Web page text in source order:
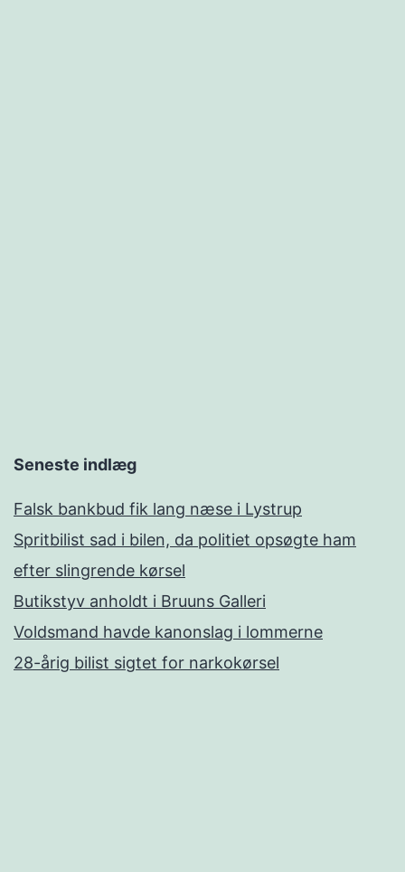
Seneste indlæg
Falsk bankbud fik lang næse i Lystrup
Spritbilist sad i bilen, da politiet opsøgte ham
efter slingrende kørsel
Butikstyv anholdt i Bruuns Galleri
Voldsmand havde kanonslag i lommerne
28-årig bilist sigtet for narkokørsel